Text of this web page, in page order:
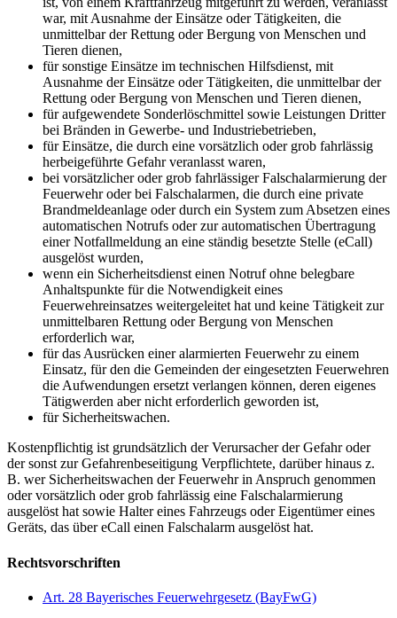
war, mit Ausnahme der Einsätze oder Tätigkeiten, die
unmittelbar der Rettung oder Bergung von Menschen und
Tieren dienen,
für sonstige Einsätze im technischen Hilfsdienst, mit
Ausnahme der Einsätze oder Tätigkeiten, die unmittelbar der
Rettung oder Bergung von Menschen und Tieren dienen,
für aufgewendete Sonderlöschmittel sowie Leistungen Dritter
bei Bränden in Gewerbe- und Industriebetrieben,
für Einsätze, die durch eine vorsätzlich oder grob fahrlässig
herbeigeführte Gefahr veranlasst waren,
bei vorsätzlicher oder grob fahrlässiger Falschalarmierung der
Feuerwehr oder bei Falschalarmen, die durch eine private
Brandmeldeanlage oder durch ein System zum Absetzen eines
automatischen Notrufs oder zur automatischen Übertragung
einer Notfallmeldung an eine ständig besetzte Stelle (eCall)
ausgelöst wurden,
wenn ein Sicherheitsdienst einen Notruf ohne belegbare
Anhaltspunkte für die Notwendigkeit eines
Feuerwehreinsatzes weitergeleitet hat und keine Tätigkeit zur
unmittelbaren Rettung oder Bergung von Menschen
erforderlich war,
für das Ausrücken einer alarmierten Feuerwehr zu einem
Einsatz, für den die Gemeinden der eingesetzten Feuerwehren
die Aufwendungen ersetzt verlangen können, deren eigenes
Tätigwerden aber nicht erforderlich geworden ist,
für Sicherheitswachen.
Kostenpflichtig ist grundsätzlich der Verursacher der Gefahr oder
der sonst zur Gefahrenbeseitigung Verpflichtete, darüber hinaus z.
B. wer Sicherheitswachen der Feuerwehr in Anspruch genommen
oder vorsätzlich oder grob fahrlässig eine Falschalarmierung
ausgelöst hat sowie Halter eines Fahrzeugs oder Eigentümer eines
Geräts, das über eCall einen Falschalarm ausgelöst hat.
Rechtsvorschriften
Art. 28 Bayerisches Feuerwehrgesetz (BayFwG)